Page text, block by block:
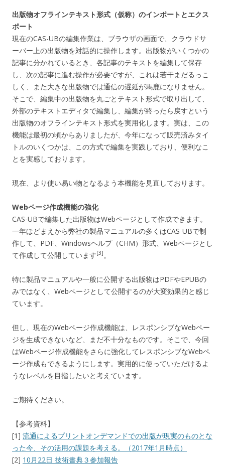
出版物オフラインテキスト形式（仮称）のインポートとエクス
ポート
現在のCAS-UBの編集作業は、ブラウザの画面で、クラウドサ
ーバー上の出版物を対話的に操作します。出版物がいくつかの
記事に分かれているとき、各記事のテキストを編集して保存
し、次の記事に進む操作が必要ですが、これは若干まだるっこ
しく、また大きな出版物では通信の遅延が馬鹿になりません。
そこで、編集中の出版物を丸ごとテキスト形式で取り出して、
外部のテキストエディタで編集し、編集が終ったら戻すという
出版物のオフラインテキスト形式を実用化します。実は、この
機能は最初の頃からありましたが、今年になって販売済みタイ
トルのいくつかは、この方式で編集を実践しており、便利なこ
とを実感しております。
現在、より使い易い物となるよう本機能を見直しております。
Webページ作成機能の強化
CAS-UBで編集した出版物はWebページとして作成できます。
一年ほどまえから弊社の製品マニュアルの多くはCAS-UBで制
作して、PDF、Windowsヘルプ（CHM）形式、Webページとし
て作成して公開しています[3] 。
特に製品マニュアルや一般に公開する出版物はPDFやEPUBの
みではなく、Webページとして公開するのが大変効果的と感じ
ています。
但し、現在のWebページ作成機能は、レスポンシブなWebペー
ジを生成できないなど、まだ不十分なものです。そこで、今回
はWebページ作成機能をさらに強化してレスポンシブなWebペ
ージ作成もできるようにします。実用的に使っていただけるよ
うなレベルを目指したいと考えています。
ご期待ください。
【参考資料】
[1] 流通によるプリントオンデマンドでの出版が現実のものとな
った今、その活用の課題を考える。（2017年1月時点）
[2] 10月22日 技術書典３参加報告